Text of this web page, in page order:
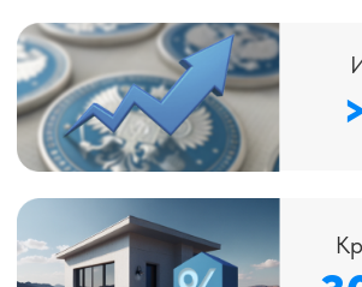
ПОРА ПЕРЕСТАТЬ
Или хранишь «на всякий случай» —
куда утекают твои деньги